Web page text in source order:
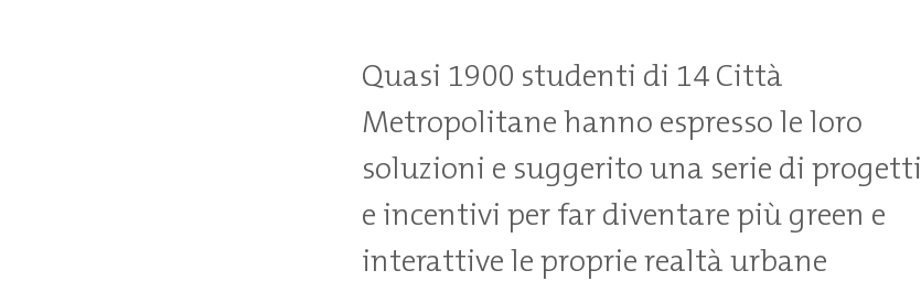
Quasi 1900 studenti di 14 Città
Metropolitane hanno espresso le loro
soluzioni e suggerito una serie di progetti
e incentivi per far diventare più green e
interattive le proprie realtà urbane